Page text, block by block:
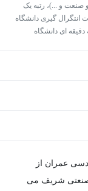
صنعت و ...)، رتبه یک
گیری دانشگاه
ای دانشگاه
عمران از
صنعتی شریف می